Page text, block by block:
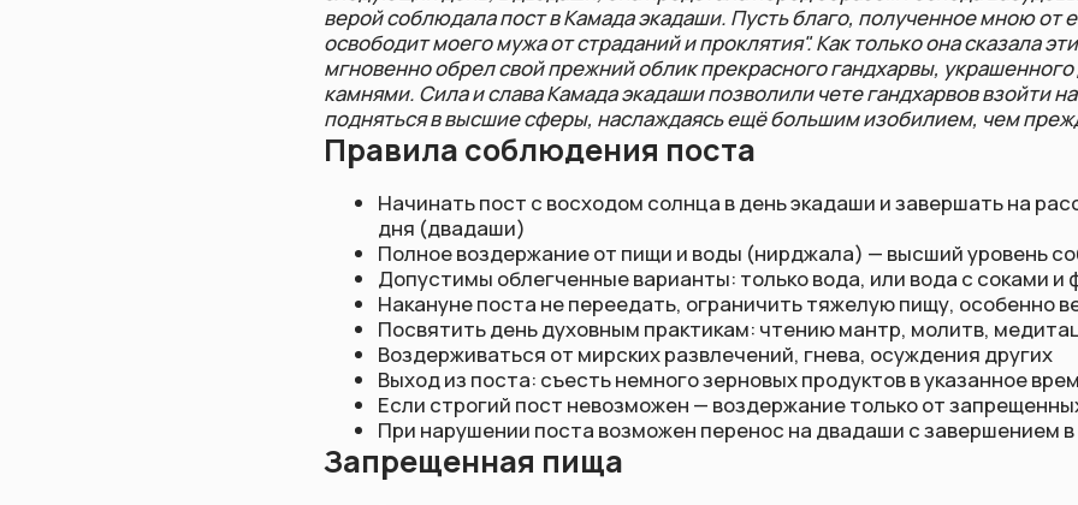
Начинать пост с восходом солнца в день экадаши и завершать на рассвете
дня (двадаши)
Полное воздержание от пищи и воды (нирджала) — высший уровень соблюдения
Допустимы облегченные варианты: только вода, или вода с соками и фруктами
Накануне поста не переедать, ограничить тяжелую пищу, особенно вечером
Посвятить день духовным практикам: чтению мантр, молитв, медитации
Воздерживаться от мирских развлечений, гнева, осуждения других
Выход из поста: съесть немного зерновых продуктов в указанное время парана
Если строгий пост невозможен — воздержание только от запрещенных продуктов
При нарушении поста возможен перенос на двадаши с завершением в трийодаши
Запрещенная пища
Все виды зерновых: рис, пшеница, овес, ячмень, кукуруза, просо, амарант
Бобовые культуры: горох, фасоль, чечевица, нут, бобы
Продукты из зерна и муки: хлеб, макароны, печенье, выпечка
Специи семейства горчичных: горчица, асафетида (по некоторым источникам)
Мед (в строгих традициях)
Грибы и дрожжевые продукты
Лук и чеснок
Мясные, рыбные и яичные продукты
Алкогольные напитки и табак